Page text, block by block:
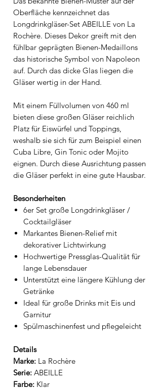
Oberfläche kennzeichnet das
Longdrinkgläser-Set ABEILLE von La
Rochère. Dieses Dekor greift mit den
fühlbar geprägten Bienen-Medaillons
das historische Symbol von Napoleon
auf. Durch das dicke Glas liegen die
Gläser wertig in der Hand.
Mit einem Füllvolumen von 460 ml
bieten diese großen Gläser reichlich
Platz für Eiswürfel und Toppings,
weshalb sie sich für zum Beispiel einen
Cuba Libre, Gin Tonic oder Mojito
eignen. Durch diese Ausrichtung passen
die Gläser perfekt in eine gute Hausbar.
Besonderheiten
6er Set große Longdrinkgläser /
Cocktailgläser
Markantes Bienen-Relief mit
dekorativer Lichtwirkung
Hochwertige Pressglas-Qualität für
lange Lebensdauer
Unterstützt eine längere Kühlung der
Getränke
Ideal für große Drinks mit Eis und
Garnitur
Spülmaschinenfest und pflegeleicht
Details
Marke: La Rochère
Serie: ABEILLE
Farbe: Klar